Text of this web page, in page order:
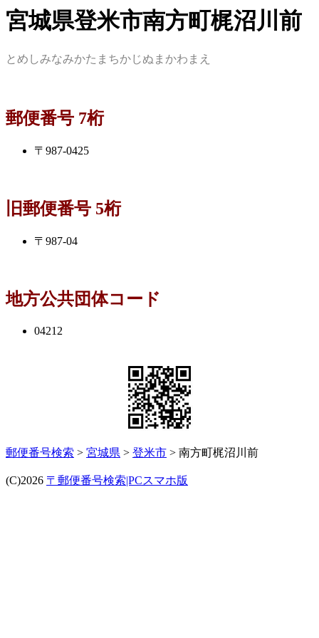
宮城県登米市南方町梶沼川前
とめしみなみかたまちかじぬまかわまえ
郵便番号 7桁
〒987-0425
旧郵便番号 5桁
〒987-04
地方公共団体コード
04212
郵便番号検索 > 宮城県 > 登米市 > 南方町梶沼川前
(C)2026 〒郵便番号検索|PCスマホ版